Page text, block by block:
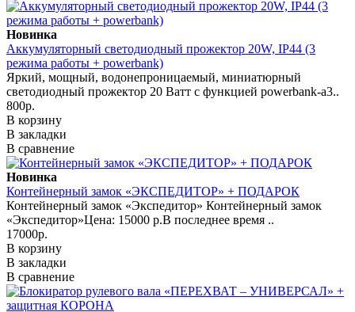
Новинка
Аккумуляторный светодиодный прожектор 20W, IP44 (3
режима работы + powerbank)
Яркий, мощный, водонепроницаемый, миниатюрный
светодиодный прожектор 20 Ватт с функцией powerbank-а3..
800р.
В корзину
В закладки
В сравнение
Новинка
Контейнерный замок «ЭКСПЕДИТОР» + ПОДАРОК
Контейнерный замок «Экспедитор» Контейнерный замок
«Экспедитор»Цена: 15000 р.В последнее время ..
17000р.
В корзину
В закладки
В сравнение